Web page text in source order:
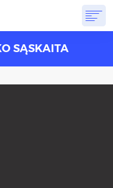
VASTAUKSET
SĄSKAITA